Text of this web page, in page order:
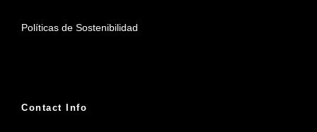
Políticas de Sostenibilidad
Contact Info